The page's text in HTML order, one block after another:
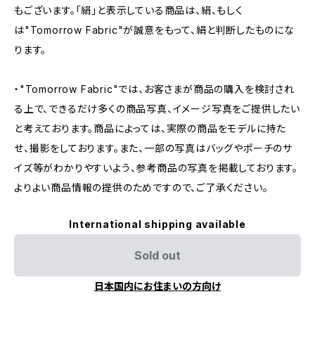
もございます。「絹」と表示している商品は、絹、もしく
は"Tomorrow Fabric"が誠意をもって、絹と判断したものにな
ります。
・"Tomorrow Fabric"では、お客さまが商品の購入を検討され
る上で、できるだけ多くの商品写真、イメージ写真をご提供したい
と考えております。商品によっては、実際の商品をモデルに持た
せ、撮影をしております。また、一部の写真はバッグやポーチのサ
イズ等がわかりやすいよう、参考商品の写真を掲載しております。
よりよい商品情報の提供のためですので、ご了承ください。
International shipping available
Sold out
日本国内にお住まいの方向け